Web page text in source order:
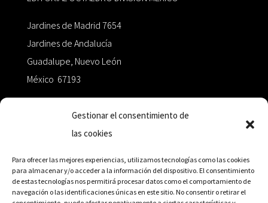
Gestionar el consentimiento de
las cookies
Para ofrecer las mejores experiencias, utilizamos tecnologías como las cookies
para almacenar y/o acceder a la información del dispositivo. El consentimiento
de estas tecnologías nos permitirá procesar datos como el comportamiento de
navegación o las identificaciones únicas en este sitio. No consentir o retirar el
Jardines de Madrid 7654
Jardines de Andalucía
Guadalupe, Nuevo León
México 67193
+52 811.499.5638
RED DE DISTRIBUCIÓN